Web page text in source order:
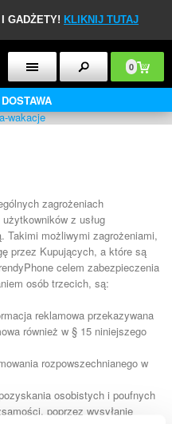
GADŻETY! KLIKNIJ TUTAJ
0
zagrożeniach
z usług
Takimi możliwymi zagrożeniami,
przez Kupujących, a które są
celem zabezpieczenia
osób trzecich, są:
reklamowa przekazywana
również w § 15 niniejszego
rozpowszechnianego w
osobistych i poufnych
poprzez wysyłanie